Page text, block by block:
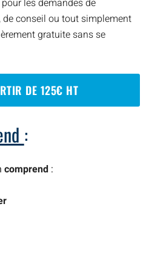
les demandes de
de conseil ou tout simplement
gratuite sans se
DE 125€ HT
:
comprend :